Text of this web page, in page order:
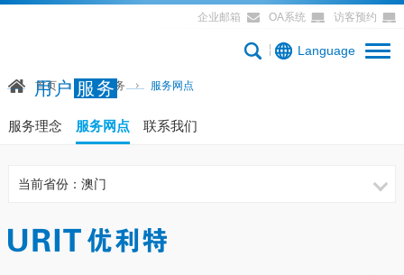
企业邮箱 OA系统 访客预约
Language
用户 服务
首页 用户服务 服务网点
服务理念 服务网点 联系我们
当前省份：澳门